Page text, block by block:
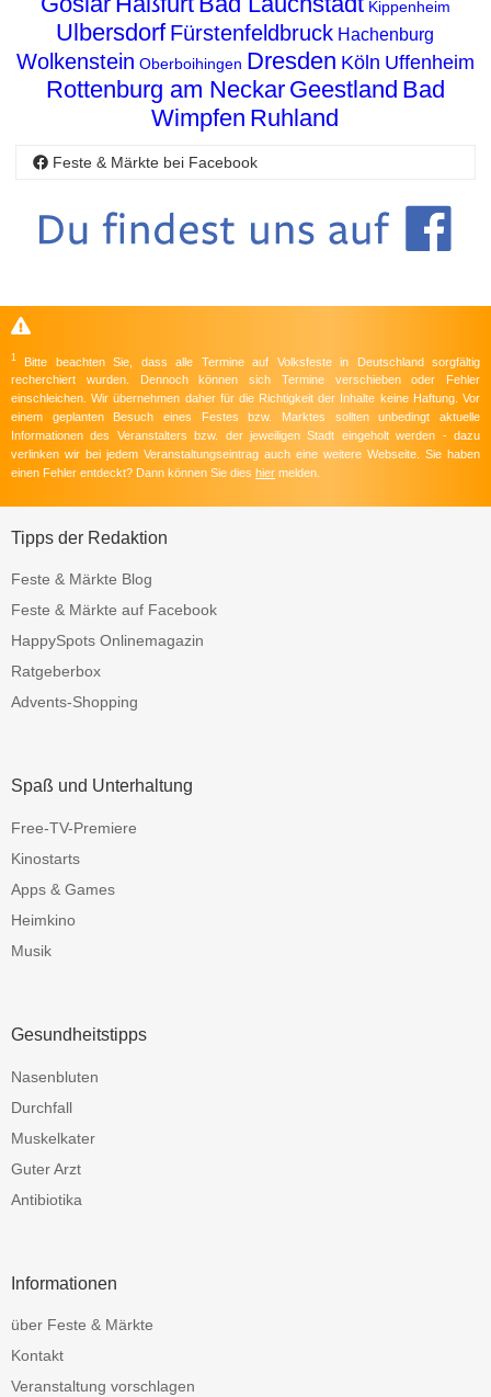
Kippenheim
Ulbersdorf Fürstenfeldbruck Hachenburg
Wolkenstein Oberboihingen Dresden Köln Uffenheim
Rottenburg am Neckar Geestland Bad
Wimpfen Ruhland
Feste & Märkte bei Facebook
1
Bitte beachten Sie, dass alle Termine auf Volksfeste in Deutschland sorgfältig
recherchiert wurden. Dennoch können sich Termine verschieben oder Fehler
einschleichen. Wir übernehmen daher für die Richtigkeit der Inhalte keine Haftung. Vor
einem geplanten Besuch eines Festes bzw. Marktes sollten unbedingt aktuelle
Informationen des Veranstalters bzw. der jeweiligen Stadt eingeholt werden - dazu
verlinken wir bei jedem Veranstaltungseintrag auch eine weitere Webseite. Sie haben
einen Fehler entdeckt? Dann können Sie dies hier melden.
Tipps der Redaktion
Feste & Märkte Blog
Feste & Märkte auf Facebook
HappySpots Onlinemagazin
Ratgeberbox
Advents-Shopping
Spaß und Unterhaltung
Free-TV-Premiere
Kinostarts
Apps & Games
Heimkino
Musik
Gesundheitstipps
Nasenbluten
Durchfall
Muskelkater
Guter Arzt
Antibiotika
Informationen
über Feste & Märkte
Kontakt
Veranstaltung vorschlagen